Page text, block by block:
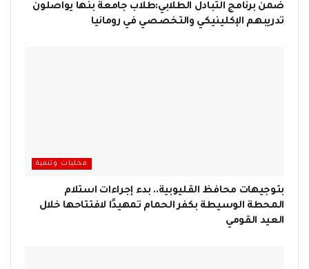
ضمن برنامج التبادل الطلابي:طلاب جامعة بنها يواصلون
تدريبهم الإكلينيكي والتخصصي في رومانيا
محليات وتنمية
بتوجيهات محافظ القليوبية.. بدء إجراءات استلام
المحطة الوسيطة بكفر الحمام تمهيدًا لافتتاحها خلال
العيد القومي